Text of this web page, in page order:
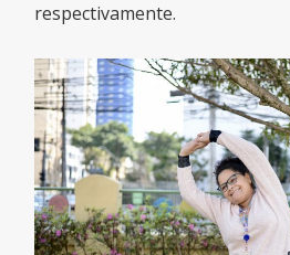
respectivamente.